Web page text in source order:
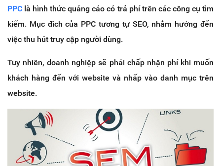
PPC là hình thức quảng cáo có trả phí trên các công cụ tìm
kiếm. Mục đích của PPC tương tự SEO, nhằm hướng đến
việc thu hút truy cập người dùng.
Tuy nhiên, doanh nghiệp sẽ phải chấp nhận phí khi muốn
khách hàng đến với website và nhấp vào danh mục trên
website.